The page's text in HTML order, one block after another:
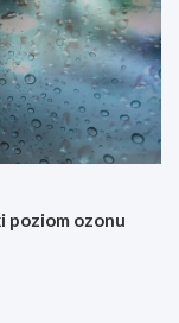
poziom ozonu